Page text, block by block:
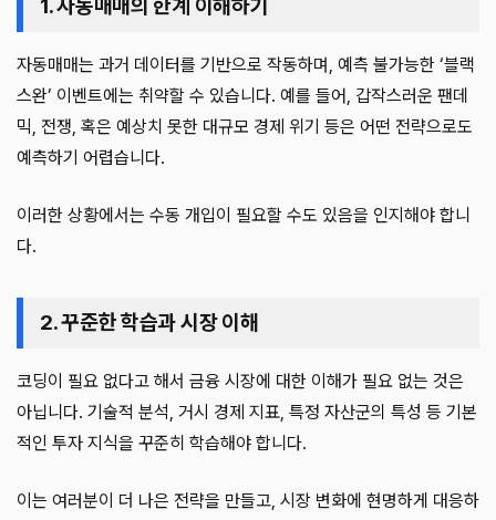
1. 자동매매의 한계 이해하기
자동매매는 과거 데이터를 기반으로 작동하며, 예측 불가능한 ‘블랙
스완’ 이벤트에는 취약할 수 있습니다. 예를 들어, 갑작스러운 팬데
믹, 전쟁, 혹은 예상치 못한 대규모 경제 위기 등은 어떤 전략으로도
예측하기 어렵습니다.
이러한 상황에서는 수동 개입이 필요할 수도 있음을 인지해야 합니
다.
2. 꾸준한 학습과 시장 이해
코딩이 필요 없다고 해서 금융 시장에 대한 이해가 필요 없는 것은
아닙니다. 기술적 분석, 거시 경제 지표, 특정 자산군의 특성 등 기본
적인 투자 지식을 꾸준히 학습해야 합니다.
이는 여러분이 더 나은 전략을 만들고, 시장 변화에 현명하게 대응하